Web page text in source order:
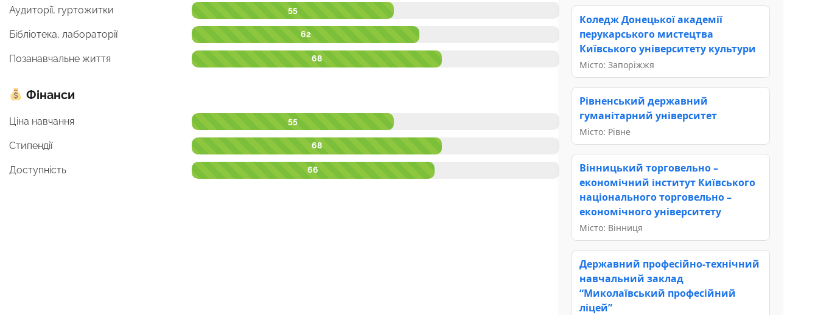
Аудиторії, гуртожитки 55
Бібліотека, лабораторії 62
Позанавчальне життя 68
Фінанси
Ціна навчання 55
Стипендії 68
Доступність 66
Коледж Донецької академії
перукарського мистецтва
Київського університету культури
Місто: Запоріжжя
Рівненський державний
гуманітарний університет
Місто: Рівне
Вінницький торговельно –
економічний інститут Київського
національного торговельно –
економічного університету
Місто: Вінниця
Державний професійно-технічний
навчальний заклад
“Миколаївський професійний
ліцей”